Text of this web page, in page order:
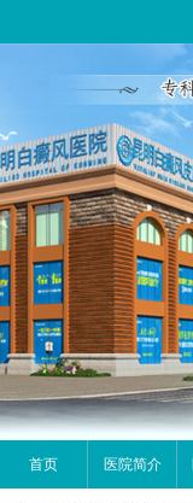
首页 医院简介